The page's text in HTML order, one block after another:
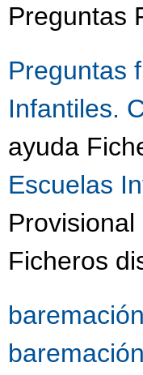
Preguntas
Preguntas
Infantiles.
ayuda
Escuelas
Ficheros